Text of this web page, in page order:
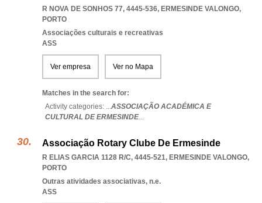
R NOVA DE SONHOS 77, 4445-536, ERMESINDE VALONGO,
PORTO
Associações culturais e recreativas
ASS
Ver empresa Ver no Mapa
Matches in the search for:
Activity categories: ...ASSOCIAÇÃO ACADÉMICA E
CULTURAL DE ERMESINDE...
Associação Rotary Clube De Ermesinde
R ELIAS GARCIA 1128 R/C, 4445-521, ERMESINDE VALONGO,
PORTO
Outras atividades associativas, n.e.
ASS